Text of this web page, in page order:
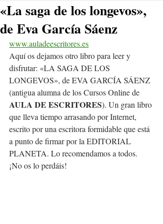
«La saga de los longevos»,
de Eva García Sáenz
www.auladeescritores.es
Aquí os dejamos otro libro para leer y
disfrutar: «LA SAGA DE LOS
LONGEVOS», de EVA GARCÍA SÁENZ
(antigua alumna de los Cursos Online de
AULA DE ESCRITORES). Un gran libro
que lleva tiempo arrasando por Internet,
escrito por una escritora formidable que está
a punto de firmar por la EDITORIAL
PLANETA. Lo recomendamos a todos.
¡No os lo perdáis!